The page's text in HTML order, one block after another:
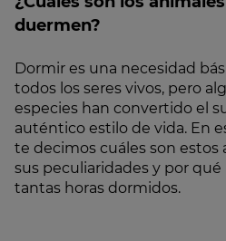
duermen?
Dormir es una necesidad
todos los seres vivos, pero
especies han convertido el
auténtico estilo de vida. En
te decimos cuáles son estos
sus peculiaridades y por qué
tantas horas dormidos.